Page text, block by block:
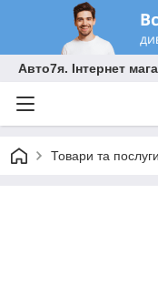
Авто7я. Інтернет
Товари та послуги